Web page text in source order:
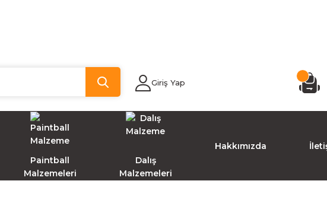
Giriş Yap
Paintball
Malzemeleri
Dalış
Malzemeleri
Hakkımızda